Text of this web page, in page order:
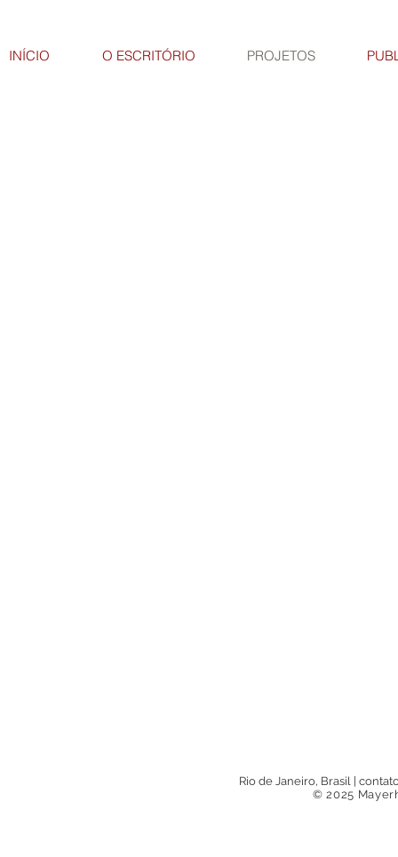
INÍCIO O ESCRITÓRIO PROJETOS
Rio de Janeiro, Brasil|
© 2025